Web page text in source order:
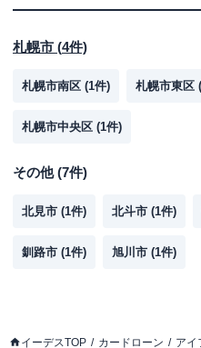
札幌市 (4件)
札幌市南区 (1件) 札幌市東区 (
札幌市中央区 (1件)
その他(7件)
北見市 (1件) 北斗市 (1件)
釧路市 (1件) 旭川市 (1件)
イーデスTOP カードローン アイ